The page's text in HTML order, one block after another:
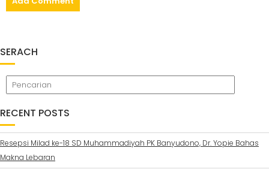
SERACH
RECENT POSTS
Resepsi Milad ke-18 SD Muhammadiyah PK Banyudono, Dr. Yopie Bahas
Makna Lebaran